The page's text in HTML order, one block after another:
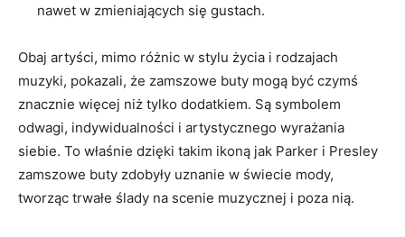
nawet w zmieniających się gustach.
Obaj artyści, mimo różnic w stylu życia i rodzajach
muzyki, pokazali, że zamszowe buty mogą być czymś
znacznie więcej niż tylko dodatkiem. Są symbolem
odwagi, indywidualności i artystycznego wyrażania
siebie. To właśnie dzięki takim ikoną jak Parker i Presley
zamszowe buty zdobyły uznanie w świecie mody,
tworząc trwałe ślady na scenie muzycznej i poza nią.